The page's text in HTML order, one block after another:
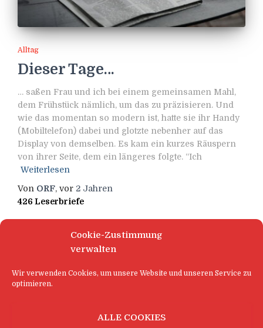
Cookie-Zustimmung
verwalten
Wir verwenden Cookies, um unsere Website und unseren Service zu
optimieren.
ALLE COOKIES
Alltag
Dieser Tage…
… saßen Frau und ich bei einem gemeinsamen Mahl,
dem Frühstück nämlich, um das zu präzisieren. Und
wie das momentan so modern ist, hatte sie ihr Handy
(Mobiltelefon) dabei und glotzte nebenher auf das
Display von demselben. Es kam ein kurzes Räuspern
von ihrer Seite, dem ein längeres folgte. “Ich
Weiterlesen
Von ORF, vor 2 Jahren
426 Leserbriefe